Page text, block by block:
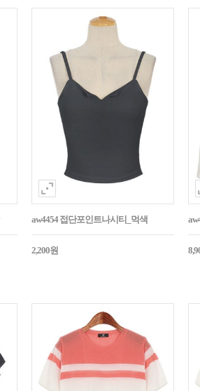
aw4454 접단포인트나시티_먹색
2,200원